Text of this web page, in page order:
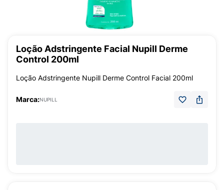
Loção Adstringente Facial Nupill Derme
Control 200ml
Loção Adstringente Nupill Derme Control Facial 200ml
Marca:NUPILL